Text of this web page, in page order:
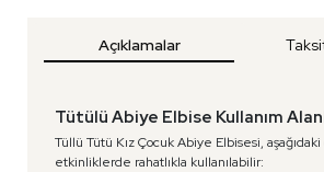
Açıklamalar
Tütülü Abiye Elbise Kullanım
Tüllü Tütü Kız Çocuk Abiye Elbisesi,
etkinliklerde rahatlıkla kullanılabilir: